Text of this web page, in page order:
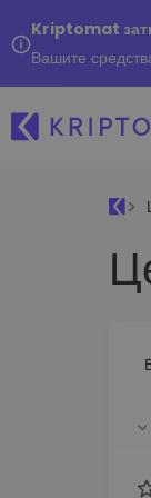
Kriptomat
Вашите